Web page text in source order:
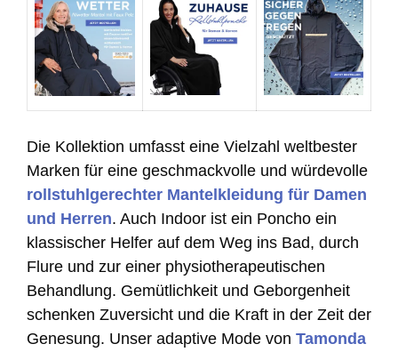
Die Kollektion umfasst eine Vielzahl weltbester
Marken für eine geschmackvolle und würdevolle
rollstuhlgerechter Mantelkleidung für Damen
und Herren. Auch Indoor ist ein Poncho ein
klassischer Helfer auf dem Weg ins Bad, durch
Flure und zur einer physiotherapeutischen
Behandlung. Gemütlichkeit und Geborgenheit
schenken Zuversicht und die Kraft in der Zeit der
Genesung. Unser adaptive Mode von Tamonda